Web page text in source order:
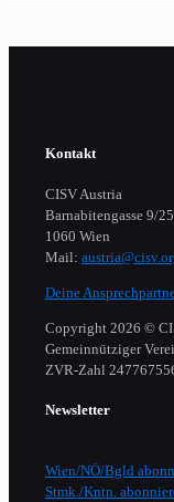
Kontakt
CISV Austria
Barnabitengasse 9/25
1060 Wien
Mail:
Deine
Copyright 2026 ©
Gemeinnütziger
​ZVR-Zahl
Newsletter
Wien/NÖ/Bgld
Stmk./Kntn.